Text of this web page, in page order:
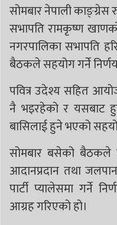
सोमबार नेपाली काङ्ग्रेस
सभापति रामकृष्ण
नगरपालिका सभापति
बैठकले सहयोग गर्ने
पवित्र उदेश्य सहित
नै भइरहेको र यसबाट
बासिलाई हुने भएको
सोमबार बसेको बैठकले
आदानप्रदान तथा
पार्टी प्यालेसमा गर्ने
आग्रह गरिएको हो।